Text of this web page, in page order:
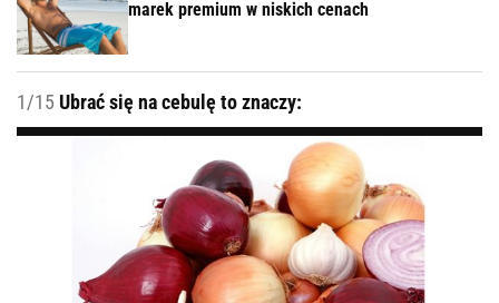
marek premium w niskich cenach
1/15 Ubrać się na cebulę to znaczy: